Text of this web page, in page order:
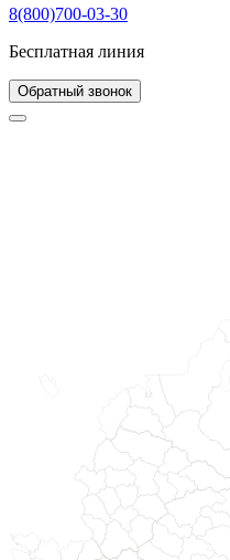
8(800)700-03-30
Бесплатная линия
Обратный звонок